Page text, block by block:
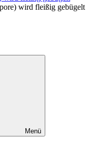
wird fleißig gebügelt
Menü